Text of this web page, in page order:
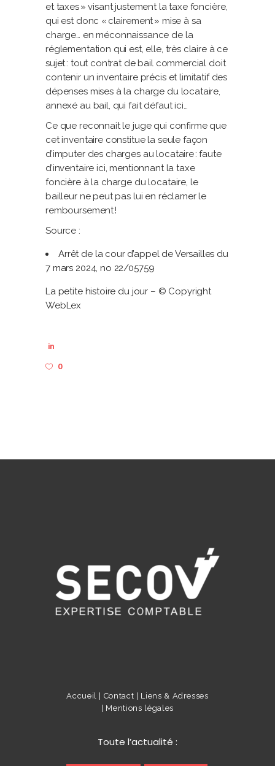
et taxes » visant justement la taxe foncière,
qui est donc « clairement » mise à sa
charge… en méconnaissance de la
réglementation qui est, elle, très claire à ce
sujet : tout contrat de bail commercial doit
contenir un inventaire précis et limitatif des
dépenses mises à la charge du locataire,
annexé au bail, qui fait défaut ici…
Ce que reconnait le juge qui confirme que
cet inventaire constitue la seule façon
d’imputer des charges au locataire : faute
d’inventaire ici, mentionnant la taxe
foncière à la charge du locataire, le
bailleur ne peut pas lui en réclamer le
remboursement !
Source :
Arrêt de la cour d’appel de Versailles du
7 mars 2024, no 22/05759
La petite histoire du jour – © Copyright
WebLex
in
0
Accueil | Contact | Liens & Adresses
| Mentions légales
Toute l’actualité :